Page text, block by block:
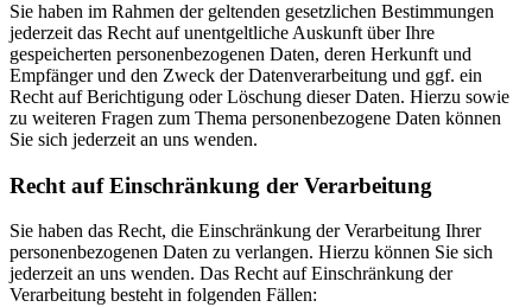
Sie haben im Rahmen der geltenden gesetzlichen Bestimmungen
jederzeit das Recht auf unentgeltliche Auskunft über Ihre
gespeicherten personenbezogenen Daten, deren Herkunft und
Empfänger und den Zweck der Datenverarbeitung und ggf. ein
Recht auf Berichtigung oder Löschung dieser Daten. Hierzu sowie
zu weiteren Fragen zum Thema personenbezogene Daten können
Sie sich jederzeit an uns wenden.
Recht auf Einschränkung der Verarbeitung
Sie haben das Recht, die Einschränkung der Verarbeitung Ihrer
personenbezogenen Daten zu verlangen. Hierzu können Sie sich
jederzeit an uns wenden. Das Recht auf Einschränkung der
Verarbeitung besteht in folgenden Fällen: